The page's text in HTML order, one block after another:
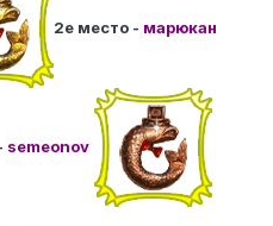
2е место - марюкан
semeonov